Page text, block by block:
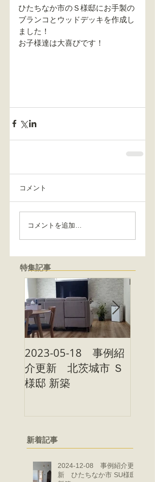
特集記事
ひたちなか市のＳ様邸にお手製の
ブランコとウッドデッキを作成し
ました！
お子様達は大喜びです！
コメント
コメントを追加…
2023-05-18 事例紹
介更新 北茨城市 Ｓ
様邸 新築
新着記事
2024-12-08 事例紹介更
新 ひたちなか市 SU様邸